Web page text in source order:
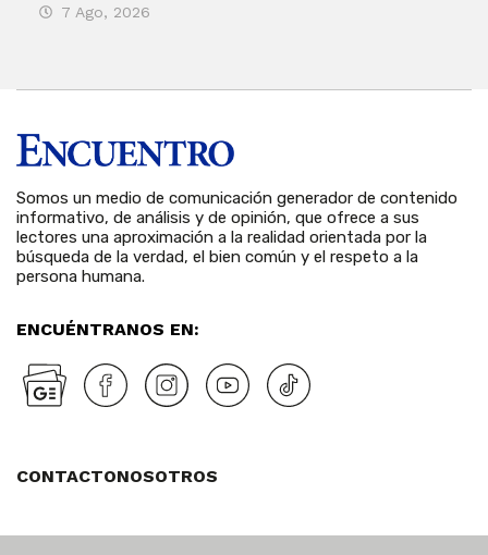
7 Ago, 2026
Somos un medio de comunicación generador de contenido
informativo, de análisis y de opinión, que ofrece a sus
lectores una aproximación a la realidad orientada por la
búsqueda de la verdad, el bien común y el respeto a la
persona humana.
ENCUÉNTRANOS EN:
CONTACTONOSOTROS